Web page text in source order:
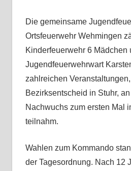
Die gemeinsame
Ortsfeuerwehr Wehmingen
Kinderfeuerwehr 6 Mädchen
Jugendfeuerwehrwart
zahlreichen
Bezirksentscheid in Stuhr,
Nachwuchs zum ersten Mal
teilnahm.
Wahlen zum Kommando
der Tagesordnung. Nach 12